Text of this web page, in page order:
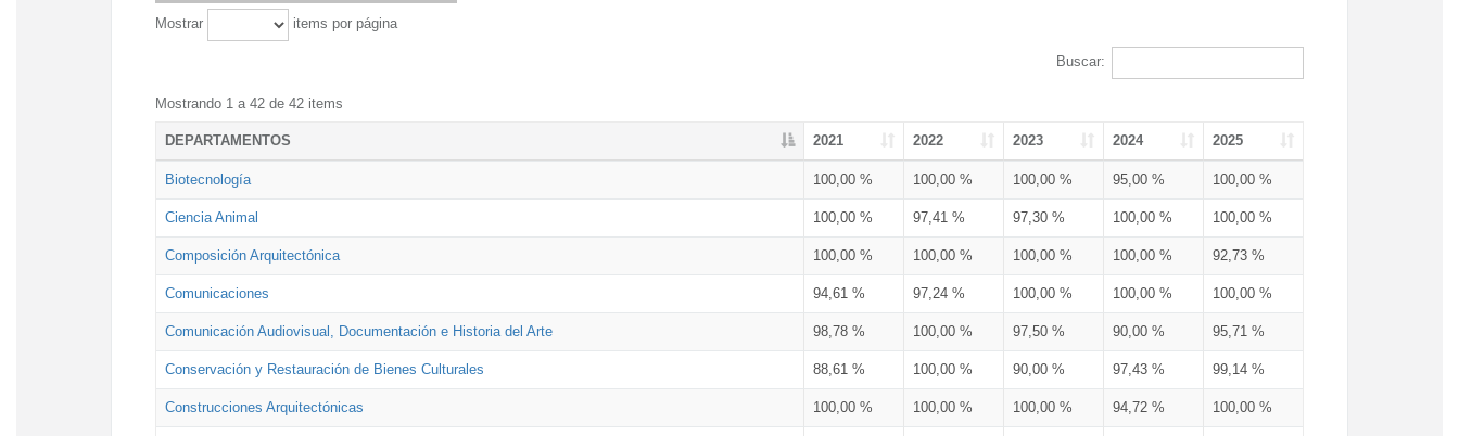
Mostrar items por página
Buscar:
Mostrando 1 a 42 de 42 items
DEPARTAMENTOS 2021 2022 2023 2024 2025
Biotecnología 100,00 % 100,00 % 100,00 % 95,00 % 100,00 %
Ciencia Animal 100,00 % 97,41 % 97,30 % 100,00 % 100,00 %
Composición Arquitectónica 100,00 % 100,00 % 100,00 % 100,00 % 92,73 %
Comunicaciones 94,61 % 97,24 % 100,00 % 100,00 % 100,00 %
Comunicación Audiovisual, Documentación e Historia del Arte 98,78 % 100,00 % 97,50 % 90,00 % 95,71 %
Conservación y Restauración de Bienes Culturales 88,61 % 100,00 % 90,00 % 97,43 % 99,14 %
Construcciones Arquitectónicas 100,00 % 100,00 % 100,00 % 94,72 % 100,00 %